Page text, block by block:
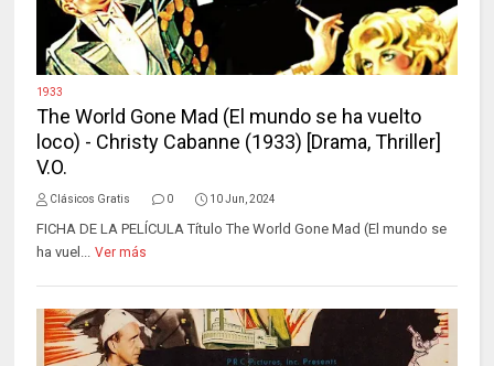
1933
The World Gone Mad (El mundo se ha vuelto
loco) - Christy Cabanne (1933) [Drama, Thriller]
V.O.
Clásicos Gratis 0 10 Jun, 2024
FICHA DE LA PELÍCULA Título The World Gone Mad (El mundo se
ha vuel... Ver más